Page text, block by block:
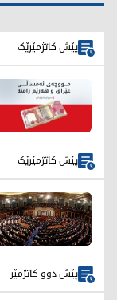
پێش کاتژمێرێک
پێش کاتژمێرێک
پێش دوو کاتژمێر